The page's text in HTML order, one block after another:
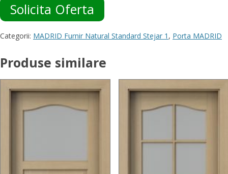
Solicita Oferta
Categorii: MADRID Furnir Natural Standard Stejar 1 , Porta MADRID
Produse similare